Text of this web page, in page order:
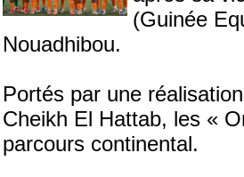
(Guinée
Nouadhibou.
Portés par une
Cheikh El Hattab, les «
parcours continental.